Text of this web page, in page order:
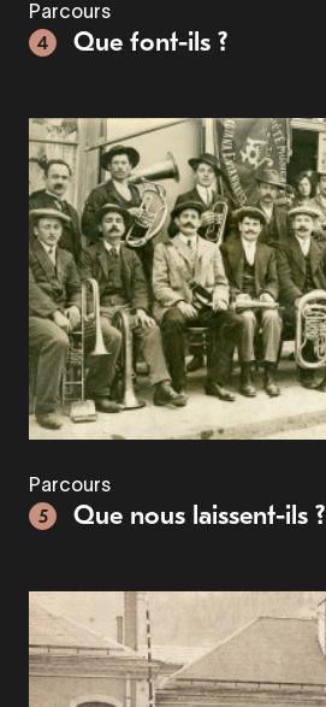
Parcours
4
Que font-ils ?
Parcours
5
Que nous laissent-ils ?